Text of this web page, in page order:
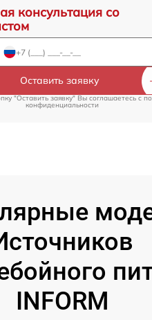
консультация со
Оставить заявку
"Оставить заявку" Вы соглашаетесь c
конфиденциальности
INFORM